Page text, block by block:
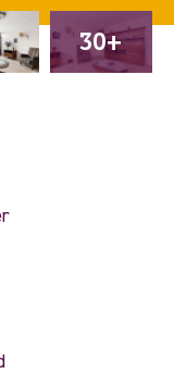
30+